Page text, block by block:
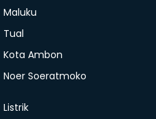
Maluku
Tual
Kota Ambon
Noer Soeratmoko
Listrik